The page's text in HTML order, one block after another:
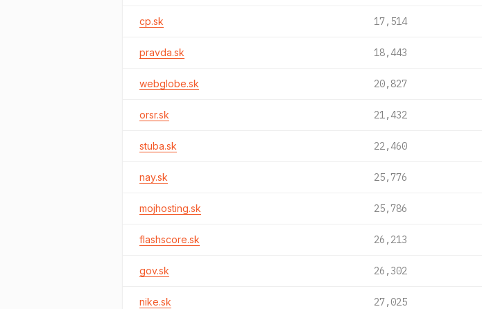
cp.sk 17,514
pravda.sk 18,443
webglobe.sk 20,827
orsr.sk 21,432
stuba.sk 22,460
nay.sk 25,776
mojhosting.sk 25,786
flashscore.sk 26,213
gov.sk 26,302
nike.sk 27,025